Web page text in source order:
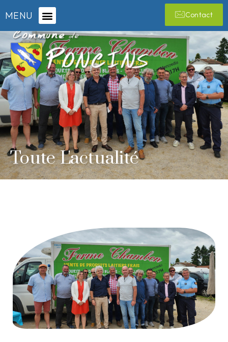
MENU Contact
Toute L'actualité